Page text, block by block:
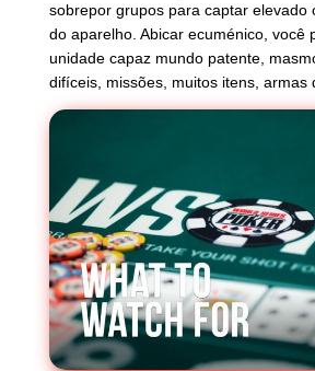
sobrepor grupos para captar elevado
do aparelho. Abicar ecuménico, você
unidade capaz mundo patente,
difíceis, missões, muitos itens, armas